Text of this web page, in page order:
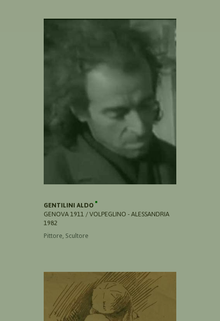
GENTILINI ALDO
GENOVA 1911 / VOLPEGLINO - ALESSANDRIA
1982
Pittore, Scultore